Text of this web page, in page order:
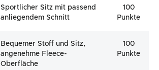
Sportlicher Sitz mit passend
anliegendem Schnitt
100
Punkte
Bequemer Stoff und Sitz,
angenehme Fleece-
Oberfläche
100
Punkte